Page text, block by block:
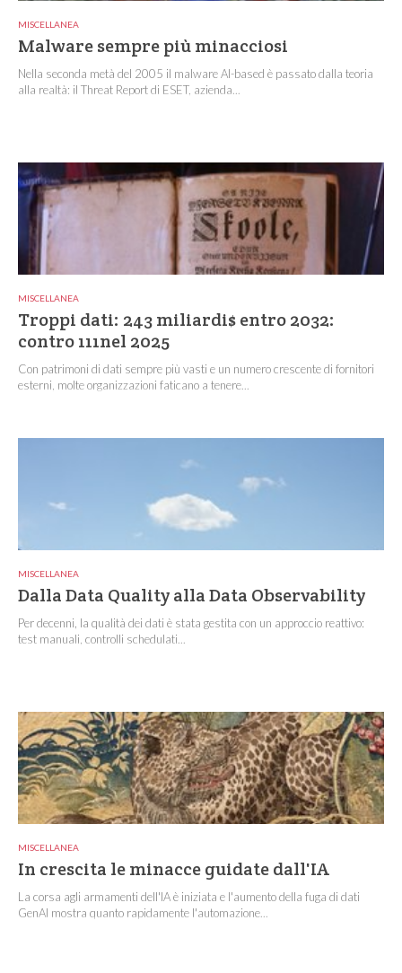
MISCELLANEA
Malware sempre più minacciosi
Nella seconda metà del 2005 il malware AI-based è passato dalla teoria
alla realtà: il Threat Report di ESET, azienda...
MISCELLANEA
Troppi dati: 243 miliardi$ entro 2032:
contro 111nel 2025
Con patrimoni di dati sempre più vasti e un numero crescente di fornitori
esterni, molte organizzazioni faticano a tenere...
MISCELLANEA
Dalla Data Quality alla Data Observability
Per decenni, la qualità dei dati è stata gestita con un approccio reattivo:
test manuali, controlli schedulati...
MISCELLANEA
In crescita le minacce guidate dall'IA
La corsa agli armamenti dell'IA è iniziata e l'aumento della fuga di dati
GenAI mostra quanto rapidamente l'automazione...